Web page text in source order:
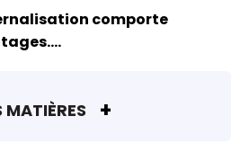
comporte
MATIÈRES